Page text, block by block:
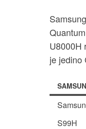
U8000H
je jedino
S99H